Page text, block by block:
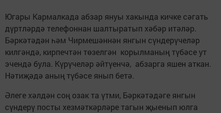
Югары Кармалкада абзар януы хакында кичке сәгать
дүртләрдә телефоннан шалтыратып хәбәр итәләр.
Бәркәтәдән һәм Чирмешәннән янгын сүндерүчеләр
килгәндә, кирпечтән төзелгән корылманың түбәсе ут
эчендә була. Күрүчеләр әйтүенчә, абзарга яшен аткан.
Нәтиҗәдә аның түбәсе янып бетә.
Әлеге хәлдән соң озак та үтми, Бәркәтәдәге янгын
сүндерү посты хезмәткәрләре тагын җыенып юлга